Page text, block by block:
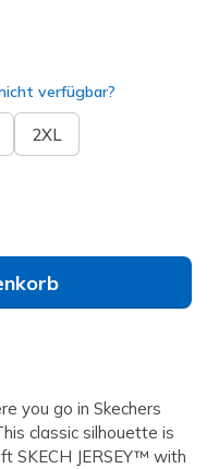
verfügbar?
2XL
you go in Skechers
classic silhouette is
SKECH JERSEY™ with